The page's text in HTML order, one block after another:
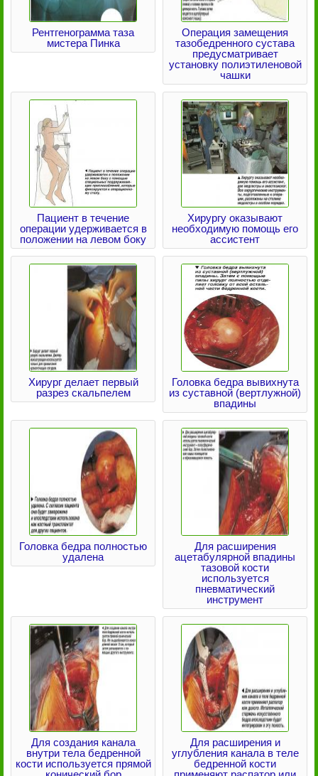
Рентгенограмма таза
мистера Пинка
Операция замещения
тазобедренного сустава
предусматривает
установку полиэтиленовой
чашки
Пациент в течение
операции удерживается в
положении на левом боку
Хирургу оказывают
необходимую помощь его
ассистент
Хирург делает первый
разрез скальпелем
Головка бедра вывихнута
из суставной (вертлужной)
впадины
Головка бедра полностью
удалена
Для расширения
ацетабулярной впадины
тазовой кости
используется
пневматический
инструмент
Для создания канала
внутри тела бедренной
кости используется прямой
Для расширения и
углубления канала в теле
бедренной кости